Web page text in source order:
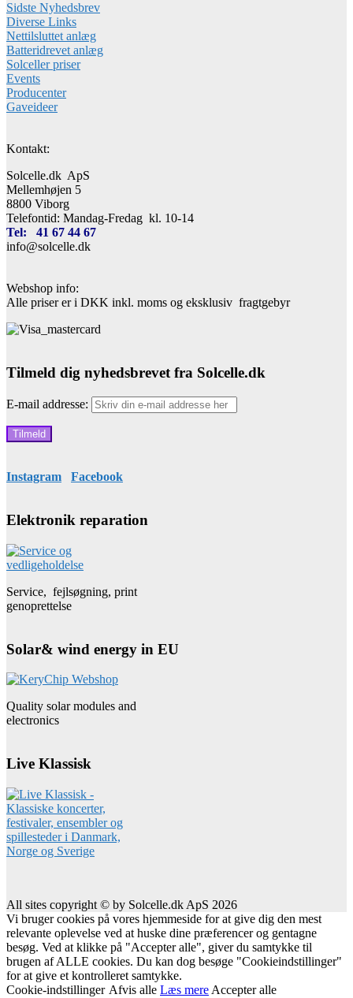
Sidste Nyhedsbrev
Diverse Links
Nettilsluttet anlæg
Batteridrevet anlæg
Solceller priser
Events
Producenter
Gaveideer
Kontakt:
Solcelle.dk ApS
Mellemhøjen 5
8800 Viborg
Telefontid: Mandag-Fredag kl. 10-14
Tel: 41 67 44 67
info@solcelle.dk
Webshop info:
Alle priser er i DKK inkl. moms og eksklusiv fragtgebyr
Tilmeld dig nyhedsbrevet fra Solcelle.dk
E-mail addresse:
Instagram Facebook
Elektronik reparation
Service, fejlsøgning, print
genoprettelse
Solar& wind energy in EU
Quality solar modules and
electronics
Live Klassisk
All sites copyright © by Solcelle.dk ApS 2026
Vi bruger cookies på vores hjemmeside for at give dig den mest
relevante oplevelse ved at huske dine præferencer og gentagne
besøg. Ved at klikke på "Accepter alle", giver du samtykke til
brugen af ALLE cookies. Du kan dog besøge "Cookieindstillinger"
for at give et kontrolleret samtykke.
Cookie-indstillinger Afvis alle Læs mere Accepter alle